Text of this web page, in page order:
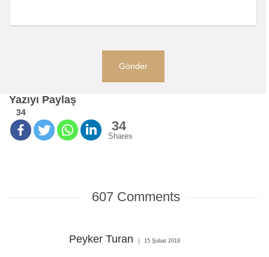
Yazıyı Paylaş
34
34
Shares
607 Comments
Peyker Turan 15 Şubat 2018